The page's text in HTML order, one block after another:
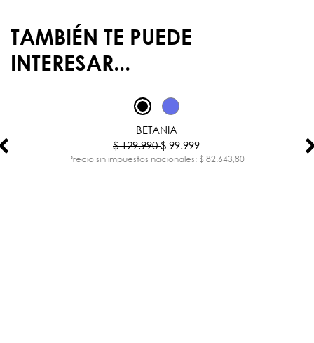
TAMBIÉN TE PUEDE
INTERESAR...
BETANIA
$ 129.990$ 99.999
Precio sin impuestos nacionales: $ 82.643,80